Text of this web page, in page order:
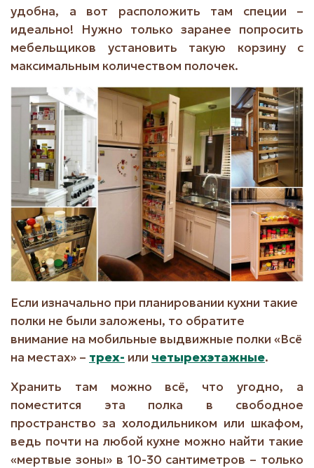
удобна, а вот расположить там специи –
идеально! Нужно только заранее попросить
мебельщиков установить такую корзину с
максимальным количеством полочек.
Если изначально при планировании кухни такие
полки не были заложены, то обратите
внимание на мобильные выдвижные полки «Всё
на местах» – трех- или четырехэтажные.
Хранить там можно всё, что угодно, а
поместится эта полка в свободное
пространство за холодильником или шкафом,
ведь почти на любой кухне можно найти такие
«мертвые зоны» в 10-30 сантиметров – только